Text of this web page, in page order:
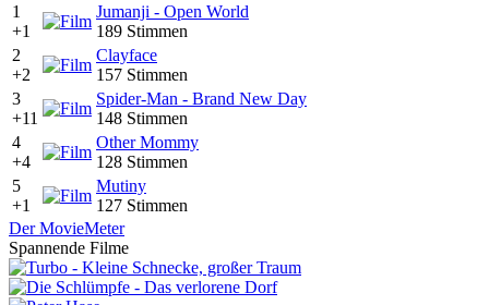
1
+1
Jumanji - Open World
189 Stimmen
2
+2
Clayface
157 Stimmen
3
+11
Spider-Man - Brand New Day
148 Stimmen
4
+4
Other Mommy
128 Stimmen
5
+1
Mutiny
127 Stimmen
Der MovieMeter
Spannende Filme